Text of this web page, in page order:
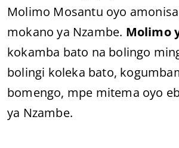
Molimo Mosantu oyo
mokano ya Nzambe. Molimo
kokamba bato na bolingo
bolingi koleka bato,
bomengo, mpe mitema oyo
ya Nzambe.